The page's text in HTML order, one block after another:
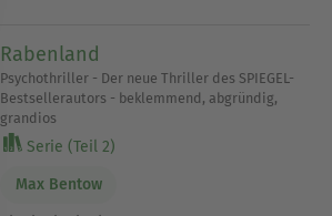
Rabenland
Psychothriller - Der neue Thriller des SPIEGEL-
Bestsellerautors - beklemmend, abgründig,
grandios
Serie (Teil 2)
Max Bentow